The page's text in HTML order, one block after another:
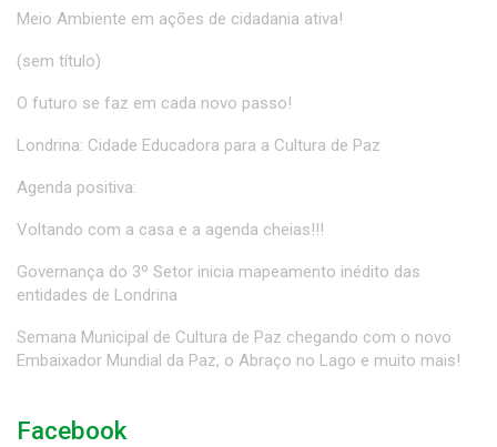
Meio Ambiente em ações de cidadania ativa!
(sem título)
O futuro se faz em cada novo passo!
Londrina: Cidade Educadora para a Cultura de Paz
Agenda positiva:
Voltando com a casa e a agenda cheias!!!
Governança do 3º Setor inicia mapeamento inédito das
entidades de Londrina
Semana Municipal de Cultura de Paz chegando com o novo
Embaixador Mundial da Paz, o Abraço no Lago e muito mais!
Facebook